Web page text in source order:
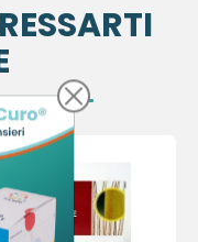
desideri
salvare dei